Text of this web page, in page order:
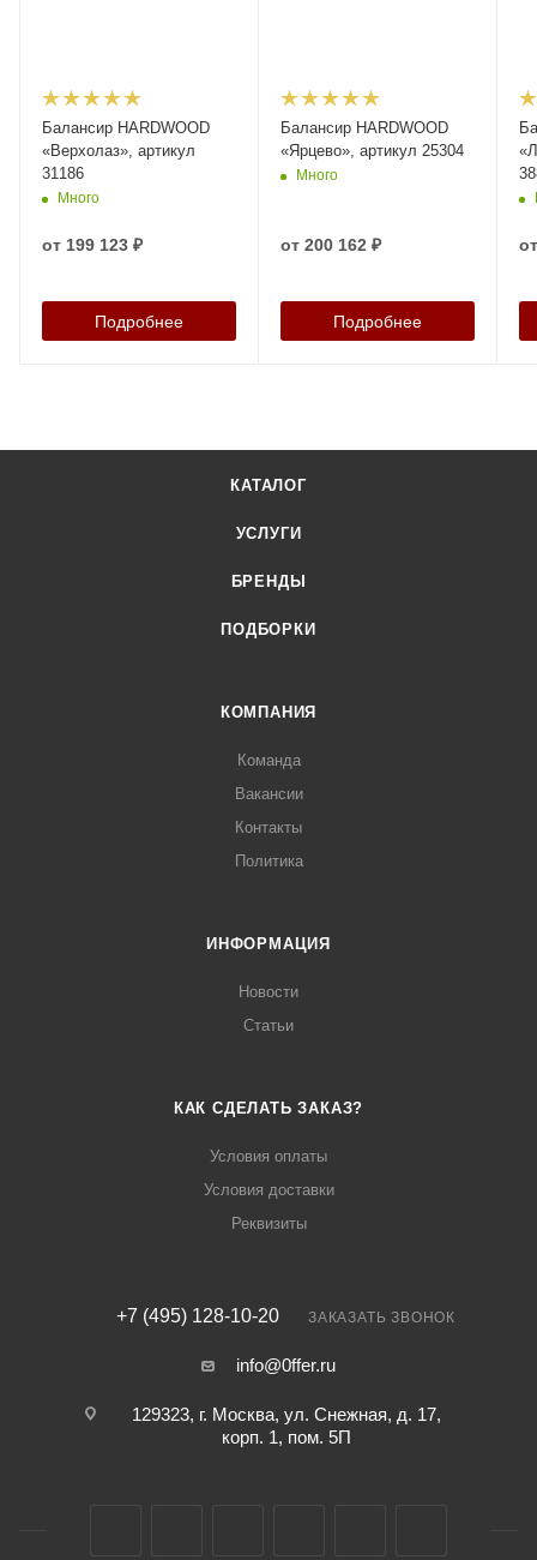
Балансир HARDWOOD
«Верхолаз», артикул
31186
Много
от 199 123 ₽
Подробнее
Балансир HARDWOOD
«Ярцево», артикул 25304
Много
от 200 162 ₽
Подробнее
КАТАЛОГ
УСЛУГИ
БРЕНДЫ
ПОДБОРКИ
КОМПАНИЯ
Команда
Вакансии
Контакты
Политика
ИНФОРМАЦИЯ
Новости
Статьи
КАК СДЕЛАТЬ ЗАКАЗ?
Условия оплаты
Условия доставки
Реквизиты
+7 (495) 128-10-20 ЗАКАЗАТЬ ЗВОНОК
info@0ffer.ru
129323, г. Москва, ул. Снежная, д. 17,
корп. 1, пом. 5П